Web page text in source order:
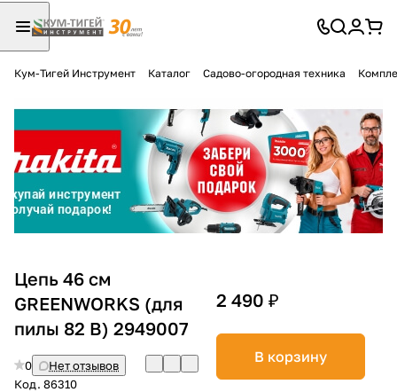
Кум-Тигей Инструмент Каталог Садово-огородная техника
Цепь 46 см
GREENWORKS (для
пилы 82 В) 2949007
0
Нет отзывов
Код. 86310
2 490 ₽
В корзину
Разбейте
оплатуна части
без переплат
График платежей
Сегодня